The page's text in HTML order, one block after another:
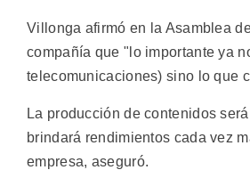
Villonga afirmó en la Asamblea
compañía que "lo importante ya
telecomunicaciones) sino lo que
La producción de contenidos
brindará rendimientos cada vez
empresa, aseguró.